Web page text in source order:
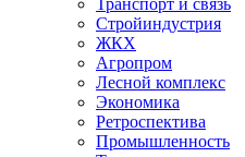
Транспорт и связь
Стройиндустрия
ЖКХ
Агропром
Лесной комплекс
Экономика
Ретроспектива
Промышленность